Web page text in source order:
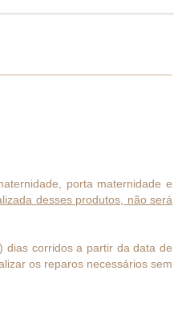
porta maternidade e
desses produtos, não será
dias corridos a partir da data de
os reparos necessários sem